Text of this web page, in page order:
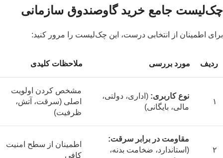
چک‌لیست جامع خرید گاوصندوق سازمانی
برای اطمینان از انتخابی درست، این چک‌لیست را مرور کنید:
ردیف مورد بررسی ملاحظات کلیدی
۱
نوع کاربری: (اداری، دولتی،
مالی، بایگانی)
مشخص کردن اولویت
اصلی (سرقت، آتش،
ظرفیت)
۲
مقاومت در برابر سرقت:
(استاندارد، ضخامت بدنه،
اطمینان از سطح امنیت
کافی